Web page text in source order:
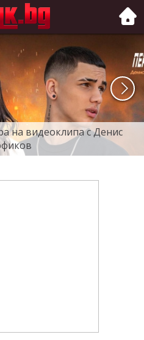
на видеоклипа с Денис